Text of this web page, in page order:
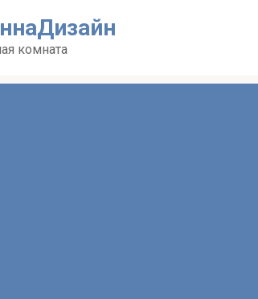
комната